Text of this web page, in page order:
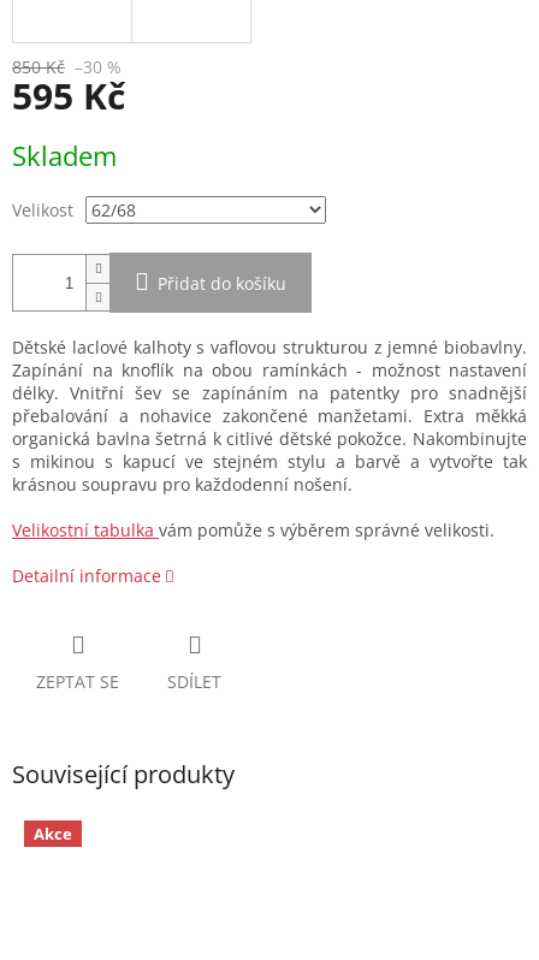
850 Kč –30 %
595 Kč
cena:
Skladem
Velikost
Přidat do košíku
Dětské laclové kalhoty s vaflovou strukturou z jemné biobavlny.
Zapínání na knoflík na obou ramínkách - možnost nastavení
délky. Vnitřní šev se zapínáním na patentky pro snadnější
přebalování a nohavice zakončené manžetami. Extra měkká
organická bavlna šetrná k citlivé dětské pokožce. Nakombinujte
s mikinou s kapucí ve stejném stylu a barvě a vytvořte tak
krásnou soupravu pro každodenní nošení.
Velikostní tabulka vám pomůže s výběrem správné velikosti.
Detailní informace
ZEPTAT SE SDÍLET
Související produkty
Akce